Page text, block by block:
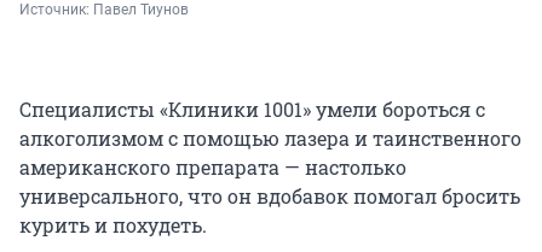
Источник: Павел Тиунов
Специалисты «Клиники 1001» умели бороться с
алкоголизмом с помощью лазера и таинственного
американского препарата — настолько
универсального, что он вдобавок помогал бросить
курить и похудеть.